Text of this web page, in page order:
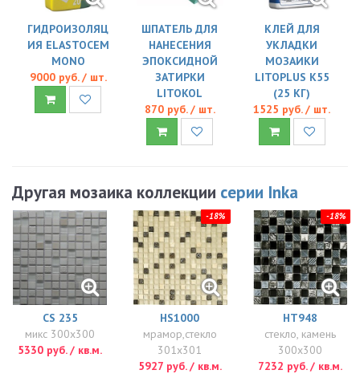
ГИДРОИЗОЛЯЦ
ИЯ ELASTOCEM
MONO
9000 руб. / шт.
ШПАТЕЛЬ ДЛЯ
НАНЕСЕНИЯ
ЭПОКСИДНОЙ
ЗАТИРКИ
LITOKOL
870 руб. / шт.
КЛЕЙ ДЛЯ
УКЛАДКИ
МОЗАИКИ
LITOPLUS K55
(25 КГ)
1525 руб. / шт.
Другая мозаика коллекции серии Inka
CS 235
микс 300x300
5330 руб. / кв.м.
-18%
HS1000
мрамор,стекло
301x301
5927 руб. / кв.м.
-18%
HT948
стекло, камень
300x300
7232 руб. / кв.м.